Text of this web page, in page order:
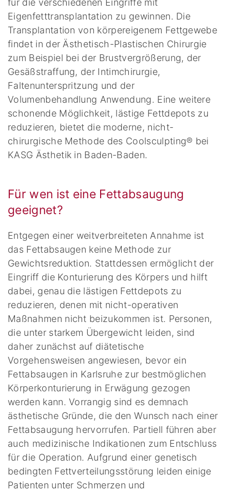
für die verschiedenen Eingriffe mit
Eigenfetttransplantation zu gewinnen. Die
Transplantation von körpereigenem Fettgewebe
findet in der Ästhetisch-Plastischen Chirurgie
zum Beispiel bei der Brustvergrößerung, der
Gesäßstraffung, der Intimchirurgie,
Faltenunterspritzung und der
Volumenbehandlung Anwendung. Eine weitere
schonende Möglichkeit, lästige Fettdepots zu
reduzieren, bietet die moderne, nicht-
chirurgische Methode des Coolsculpting® bei
KASG Ästhetik in Baden-Baden.
Für wen ist eine Fettabsaugung
geeignet?
Entgegen einer weitverbreiteten Annahme ist
das Fettabsaugen keine Methode zur
Gewichtsreduktion. Stattdessen ermöglicht der
Eingriff die Konturierung des Körpers und hilft
dabei, genau die lästigen Fettdepots zu
reduzieren, denen mit nicht-operativen
Maßnahmen nicht beizukommen ist. Personen,
die unter starkem Übergewicht leiden, sind
daher zunächst auf diätetische
Vorgehensweisen angewiesen, bevor ein
Fettabsaugen in Karlsruhe zur bestmöglichen
Körperkonturierung in Erwägung gezogen
werden kann. Vorrangig sind es demnach
ästhetische Gründe, die den Wunsch nach einer
Fettabsaugung hervorrufen. Partiell führen aber
auch medizinische Indikationen zum Entschluss
für die Operation. Aufgrund einer genetisch
bedingten Fettverteilungsstörung leiden einige
Patienten unter Schmerzen und